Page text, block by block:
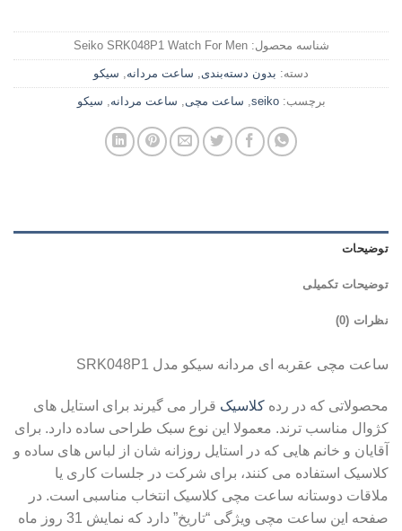
شناسه محصول:Seiko SRK048P1 Watch For Men
دسته: بدون دسته‌بندی, ساعت مردانه, سیکو
برچسب:seiko
, ساعت مچی, ساعت مردانه, سیکو
توضیحات
توضیحات تکمیلی
نظرات (0)
ساعت مچی عقربه ای مردانه سیکو مدل SRK048P1
محصولاتی که در رده کلاسیک قرار می گیرند برای استایل های
کژوال مناسب ترند. معمولا این نوع سبک طراحی ساده دارد. برای
آقایان و خانم هایی که در استایل روزانه شان از لباس های ساده و
کلاسیک استفاده می کنند، برای شرکت در جلسات کاری یا
ملاقات دوستانه ساعت مچی کلاسیک انتخاب مناسبی است. در
صفحه این ساعت مچی ویژگی “تاریخ” دارد که نمایش 31 روز ماه